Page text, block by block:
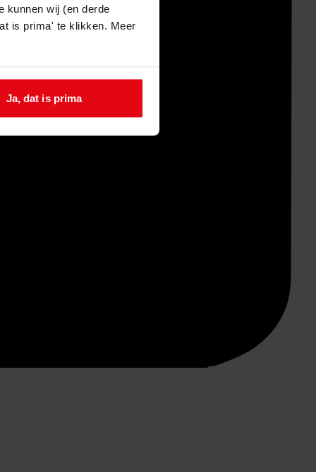
kunnen wij (en derde
is prima' te klikken. Meer
Ja, dat is prima